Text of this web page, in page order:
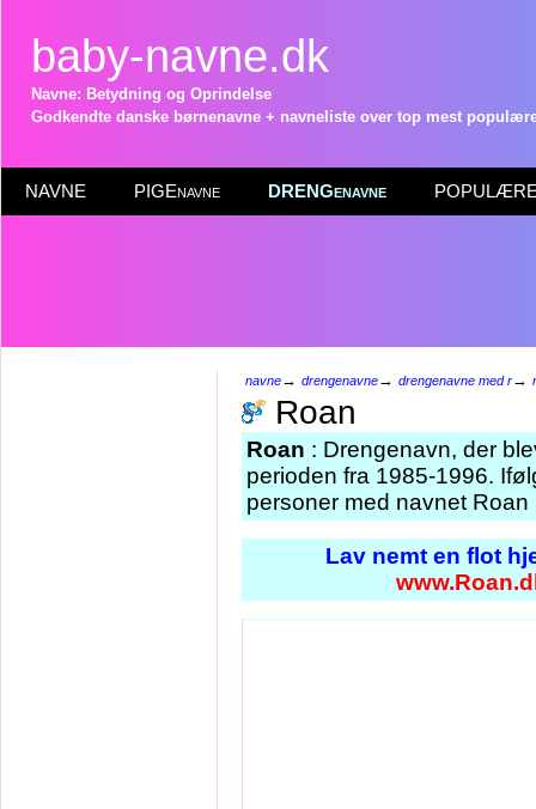
baby-navne.dk
Navne: Betydning og Oprindelse
Godkendte danske børnenavne + navneliste over top mest
NAVNE PIGEnavne DRENGenavne POPULÆRE
navne→ drengenavne→ drengenavne med r→
Roan
Roan : Drengenavn, der
perioden fra 1985-1996.
personer med navnet
Lav nemt en flot